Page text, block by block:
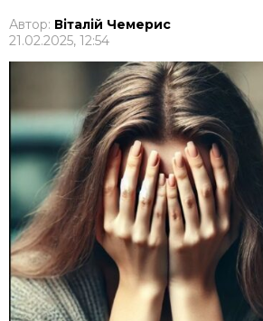
Автор: Віталій Чемерис
21.02.2025, 12:54